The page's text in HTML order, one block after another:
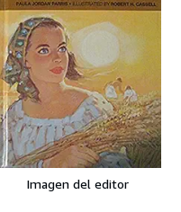
Imagen del editor